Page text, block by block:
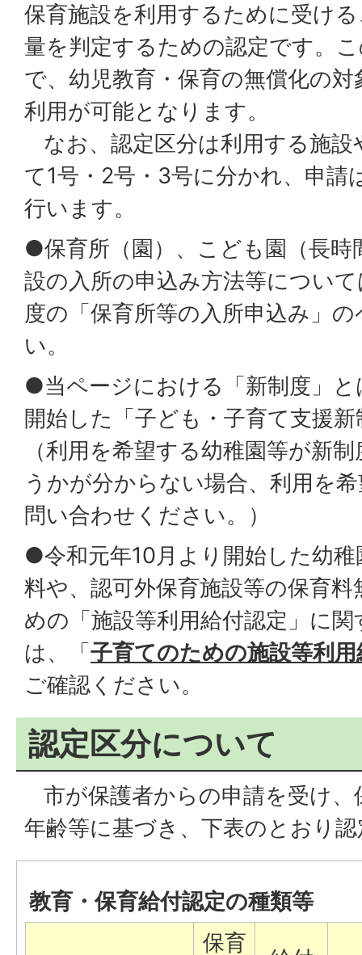
保育施設を利用するために受け
量を判定するための認定です。
で、幼児教育・保育の無償化の
利用が可能となります。
なお、認定区分は利用する施
て1号・2号・3号に分かれ、申請
行います。
●保育所（園）、こども園（長時
設の入所の申込み方法等につい
度の「保育所等の入所申込み」
い。
●当ページにおける「新制度」
開始した「子ども・子育て支援
（利用を希望する幼稚園等が新
うかが分からない場合、利用を
問い合わせください。）
●令和元年10月より開始した幼
料や、認可外保育施設等の保育
めの「施設等利用給付認定」に
は、「子育てのための施設等利
ご確認ください。
認定区分について
市が保護者からの申請を受け、
年齢等に基づき、下表のとおり
教育・保育給付認定の種類等
保育